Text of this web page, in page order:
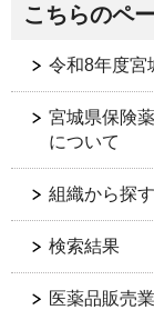
こちらのペ
令和8年度宮
宮城県保険
について
組織から探す
検索結果
医薬品販売業